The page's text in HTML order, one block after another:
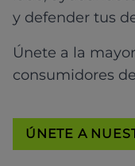
y defender tus
Únete a la
consumidores
ÚNETE A